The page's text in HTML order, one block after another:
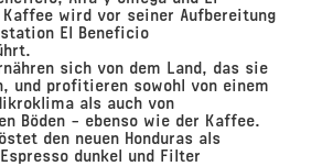
Kaffee wird vor seiner Aufbereitung
El Beneficio
sich von dem Land, das sie
und profitieren sowohl von einem
als auch von
Böden – ebenso wie der Kaffee.
den neuen Honduras als
dunkel und Filter